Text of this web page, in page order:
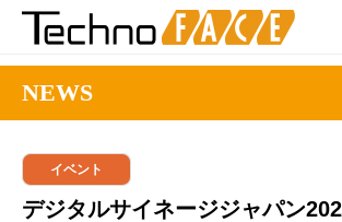
NEWS
イベント
デジタルサイネージジャパン